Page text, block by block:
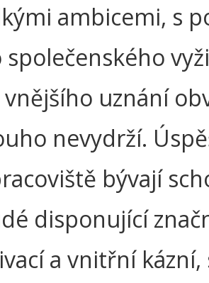
ambicemi, s
uznání
nevydrží.
bývají
disponující
a vnitřní